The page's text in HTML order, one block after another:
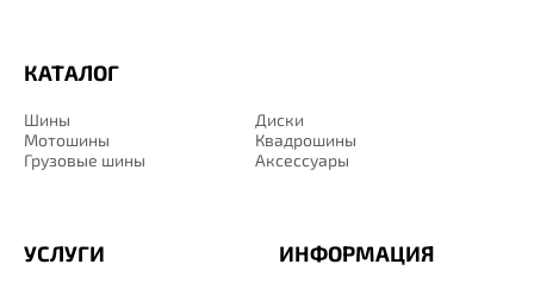
КАТАЛОГ
Шины
Диски
Мотошины
Квадрошины
Грузовые шины
Аксессуары
ИНФОРМАЦИЯ
УСЛУГИ